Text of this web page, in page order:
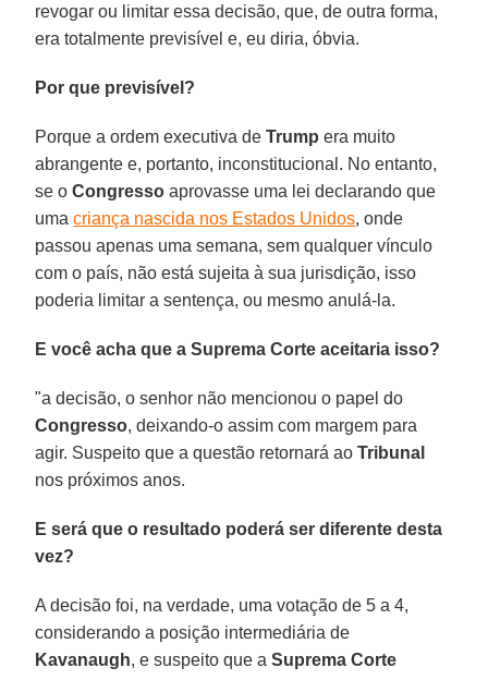
revogar ou limitar essa decisão, que, de outra forma,
era totalmente previsível e, eu diria, óbvia.
Por que previsível?
Porque a ordem executiva deTrump era muito
abrangente e, portanto, inconstitucional. No entanto,
se oCongresso aprovasse uma lei declarando que
umacriança nascida nos Estados Unidos, onde
passou apenas uma semana, sem qualquer vínculo
com o país, não está sujeita à sua jurisdição, isso
poderia limitar a sentença, ou mesmo anulá-la.
E você acha que a Suprema Corte aceitaria isso?
"a decisão, o senhor não mencionou o papel do
Congresso, deixando-o assim com margem para
agir. Suspeito que a questão retornará aoTribunal
nos próximos anos.
E será que o resultado poderá ser diferente desta
vez?
A decisão foi, na verdade, uma votação de 5 a 4,
considerando a posição intermediária de
Kavanaugh, e suspeito que aSuprema Corte